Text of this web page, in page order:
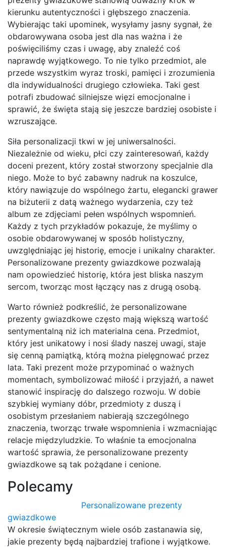
kierunku autentyczności i głębszego znaczenia.
Wybierając taki upominek, wysyłamy jasny sygnał, że
obdarowywana osoba jest dla nas ważna i że
poświęciliśmy czas i uwagę, aby znaleźć coś
naprawdę wyjątkowego. To nie tylko przedmiot, ale
przede wszystkim wyraz troski, pamięci i zrozumienia
dla indywidualności drugiego człowieka. Taki gest
potrafi zbudować silniejsze więzi emocjonalne i
sprawić, że święta stają się jeszcze bardziej osobiste i
wzruszające.
Siła personalizacji tkwi w jej uniwersalności.
Niezależnie od wieku, płci czy zainteresowań, każdy
doceni prezent, który został stworzony specjalnie dla
niego. Może to być zabawny nadruk na koszulce,
który nawiązuje do wspólnego żartu, elegancki grawer
na biżuterii z datą ważnego wydarzenia, czy też
album ze zdjęciami pełen wspólnych wspomnień.
Każdy z tych przykładów pokazuje, że myślimy o
osobie obdarowywanej w sposób holistyczny,
uwzględniając jej historię, emocje i unikalny charakter.
Personalizowane prezenty gwiazdkowe pozwalają
nam opowiedzieć historię, która jest bliska naszym
sercom, tworząc most łączący nas z drugą osobą.
Warto również podkreślić, że personalizowane
prezenty gwiazdkowe często mają większą wartość
sentymentalną niż ich materialna cena. Przedmiot,
który jest unikatowy i nosi ślady naszej uwagi, staje
się cenną pamiątką, którą można pielęgnować przez
lata. Taki prezent może przypominać o ważnych
momentach, symbolizować miłość i przyjaźń, a nawet
stanowić inspirację do dalszego rozwoju. W dobie
szybkiej wymiany dóbr, przedmioty z duszą i
osobistym przesłaniem nabierają szczególnego
znaczenia, tworząc trwałe wspomnienia i wzmacniając
relacje międzyludzkie. To właśnie ta emocjonalna
wartość sprawia, że personalizowane prezenty
gwiazdkowe są tak pożądane i cenione.
Polecamy
Personalizowane prezenty
gwiazdkowe
W okresie świątecznym wiele osób zastanawia się,
jakie prezenty będą najbardziej trafione i wyjątkowe.